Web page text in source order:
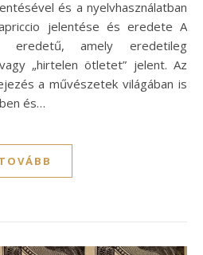
és a nyelvhasználatban
jelentése és eredete A
eredetű, amely eredetileg
„hirtelen ötletet” jelent. Az
a művészetek világában is
és…
TOVÁBB